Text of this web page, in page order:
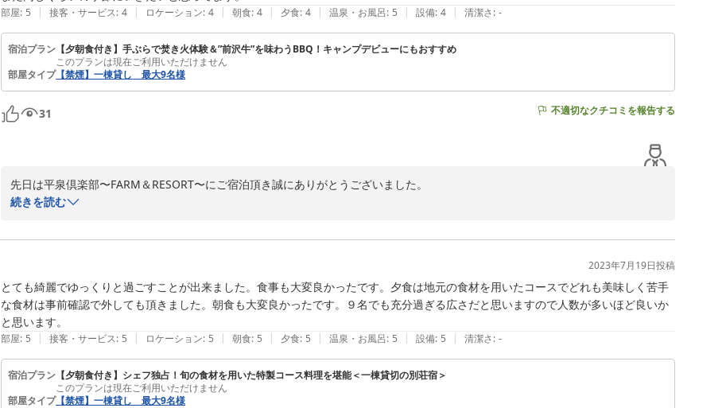
部屋: 5 | 接客・サービス: 4 | ロケーション: 4 | 朝食: 4 | 夕食: 4 | 温泉・お風呂: 5 | 設備: 4 | 清潔さ: -
宿泊プラン 【夕朝食付き】手ぶらで焚き火体験＆”前沢牛”を味わうBBQ！キャンプデビューにもおすすめ
このプランは現在ご利用いただけません
部屋タイプ【禁煙】一棟貸し 最大9名様
31 不適切なクチコミを報告する
先日は平泉倶楽部〜FARM＆RESORT〜にご宿泊頂き誠にありがとうございました。
当施設は、お客様の寛ぎの時間と空間を大切にしているため、ご家族の皆様で楽しく過ごせたという言葉にスタッフ一同嬉しく思
ご意見としていただいたお子様用の飲み物につきましては、今後の運営の参考にさせていただきます。
2024-06-05
続きを読む
2023年7月19日投稿
とても綺麗でゆっくりと過ごすことが出来ました。食事も大変良かったです。夕食は地元の食材を用いたコースでどれも美味しく苦手
な食材は事前確認で外しても頂きました。朝食も大変良かったです。９名でも充分過ぎる広さだと思いますので人数が多いほど良いか
と思います。
部屋: 5 | 接客・サービス: 5 | ロケーション: 5 | 朝食: 5 | 夕食: 5 | 温泉・お風呂: 5 | 設備: 5 | 清潔さ: -
宿泊プラン 【夕朝食付き】シェフ独占！旬の食材を用いた特製コース料理を堪能＜一棟貸切の別荘宿＞
このプランは現在ご利用いただけません
部屋タイプ【禁煙】一棟貸し 最大9名様